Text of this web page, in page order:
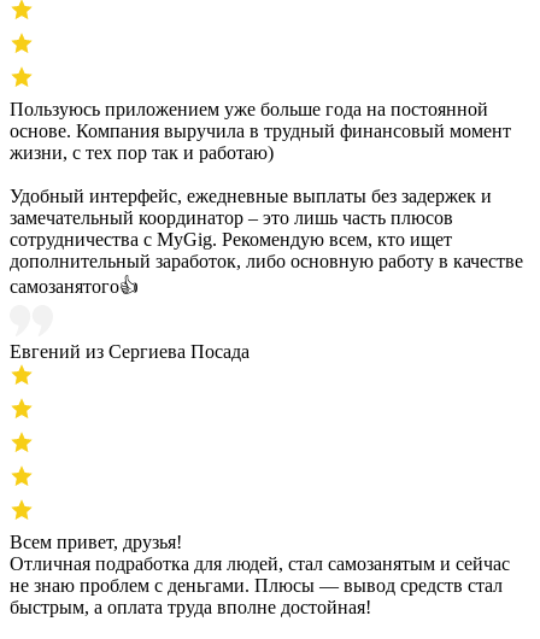
Пользуюсь приложением уже больше года на постоянной
основе. Компания выручила в трудный финансовый момент
жизни, с тех пор так и работаю)
Удобный интерфейс, ежедневные выплаты без задержек и
замечательный координатор – это лишь часть плюсов
сотрудничества с MyGig. Рекомендую всем, кто ищет
дополнительный заработок, либо основную работу в качестве
самозанятого👍
Евгений из Сергиева Посада
Всем привет, друзья!
Отличная подработка для людей, стал самозанятым и сейчас
не знаю проблем с деньгами. Плюсы — вывод средств стал
быстрым, а оплата труда вполне достойная!